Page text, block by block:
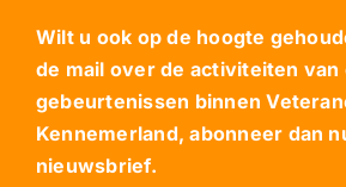
Wilt u ook op de hoogte
de mail over de activiteiten van
gebeurtenissen binnen
Kennemerland, abonneer dan
nieuwsbrief.